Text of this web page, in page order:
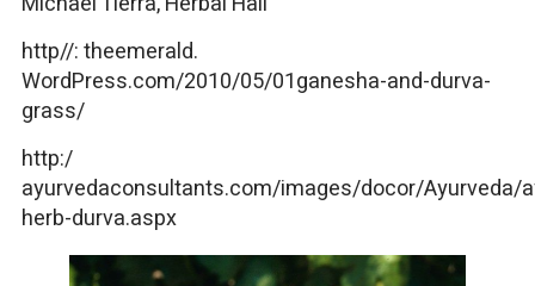
http//: theemerald.
WordPress.com/2010/05/01ganesha-and-durva-
grass/
http:/
ayurvedaconsultants.com/images/docor/Ayurveda/
herb-durva.aspx